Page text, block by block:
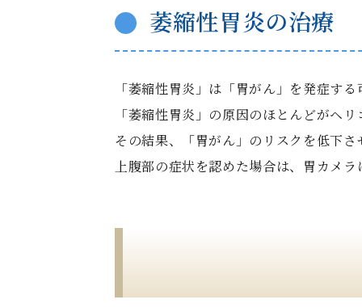
萎縮性胃炎の治療
「萎縮性胃炎」は「胃がん」を発症す
「萎縮性胃炎」の原因のほとんどがヘ
その結果、「胃がん」のリスクを低下
上腹部の症状を認めた場合は、胃カメ